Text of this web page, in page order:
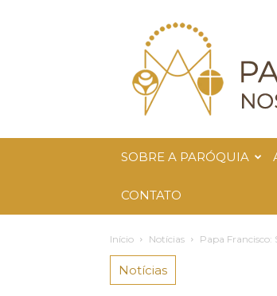
Paróquia
Nossa
Senhora
da
Glória
SOBRE A PARÓQUIA
CONTATO
Início Notícias Papa Francisco:
Notícias